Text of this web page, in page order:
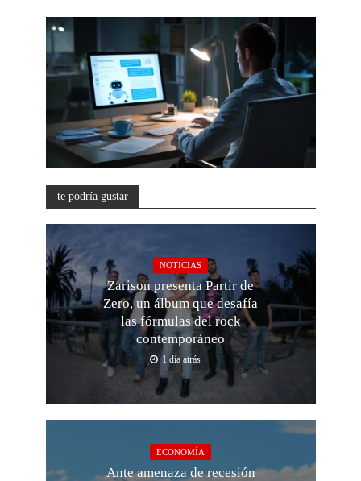
te podría gustar
NOTICIAS
Zarison presenta Partir de
Zero, un álbum que desafía
las fórmulas del rock
contemporáneo
1 día atrás
ECONOMÍA
Ante amenaza de recesión